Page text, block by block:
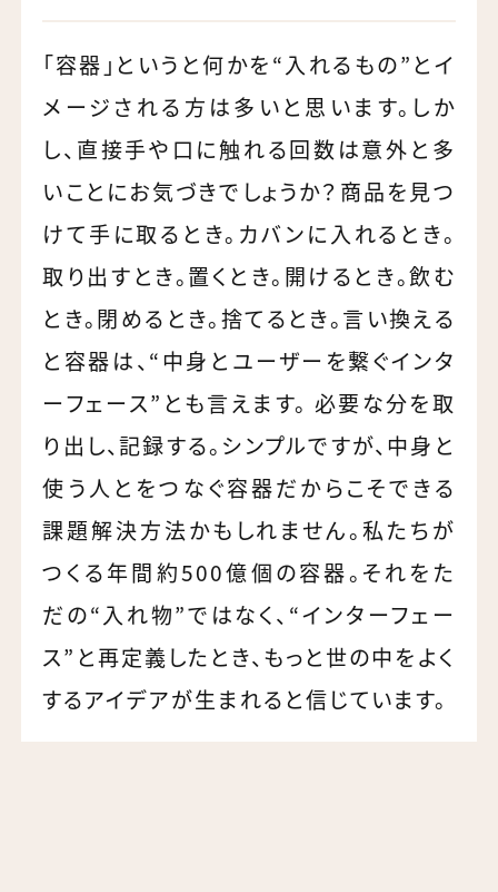
「容器」というと何かを“入れるもの”とイ
メージされる方は多いと思います。しか
し、直接手や口に触れる回数は意外と多
いことにお気づきでしょうか？商品を見つ
けて手に取るとき。カバンに入れるとき。
取り出すとき。置くとき。開けるとき。飲む
とき。閉めるとき。捨てるとき。言い換える
と容器は、“中身とユーザーを繋ぐインタ
ーフェース”とも言えます。 必要な分を取
り出し、記録する。シンプルですが、中身と
使う人とをつなぐ容器だからこそできる
課題解決方法かもしれません。私たちが
つくる年間約500億個の容器。それをた
だの“入れ物”ではなく、“インターフェー
ス”と再定義したとき、もっと世の中をよく
するアイデアが生まれると信じています。